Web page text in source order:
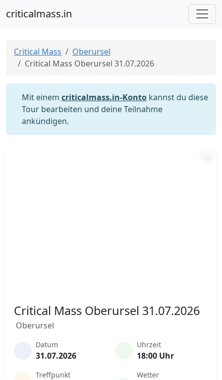
criticalmass.in
Critical Mass
Oberursel
Critical Mass Oberursel 31.07.2026
Mit einem criticalmass.in-Konto kannst du diese
Tour bearbeiten und deine Teilnahme
ankündigen.
Critical Mass Oberursel 31.07.2026
Oberursel
Datum
31.07.2026
Uhrzeit
18:00 Uhr
Treffpunkt Wetter